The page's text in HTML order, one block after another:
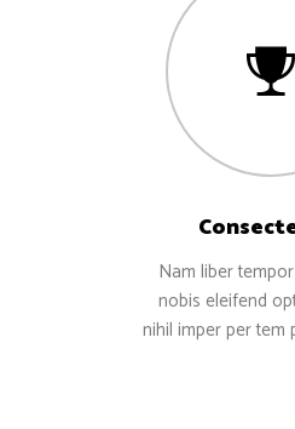
Nam liber
nobis eleifend
nihil imper per tem